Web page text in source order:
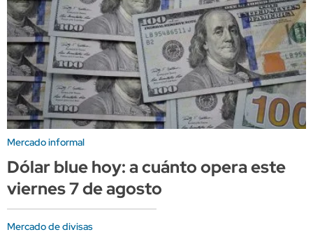
Mercado informal
Dólar blue hoy: a cuánto opera este
viernes 7 de agosto
Mercado de divisas